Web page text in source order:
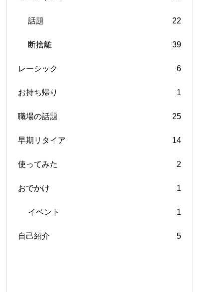
話題 22
断捨離 39
レーシック 6
お持ち帰り 1
職場の話題 25
早期リタイア 14
使ってみた 2
おでかけ 1
イベント 1
自己紹介 5